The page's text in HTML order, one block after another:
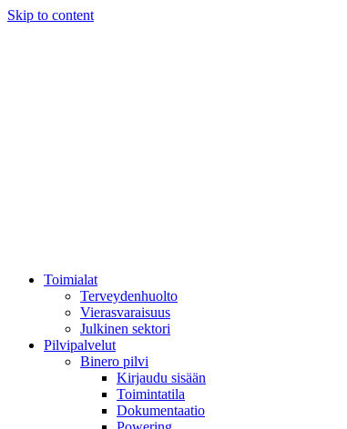
Skip to content
Toimialat
Terveydenhuolto
Vierasvaraisuus
Julkinen sektori
Pilvipalvelut
Binero pilvi
Kirjaudu sisään
Toimintatila
Dokumentaatio